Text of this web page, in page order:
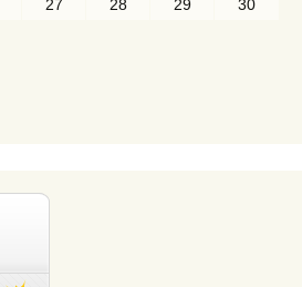
27 28 29
30